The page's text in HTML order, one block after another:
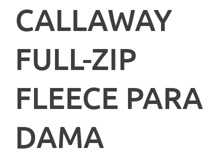
CALLAWAY
FULL-ZIP
FLEECE PARA
DAMA